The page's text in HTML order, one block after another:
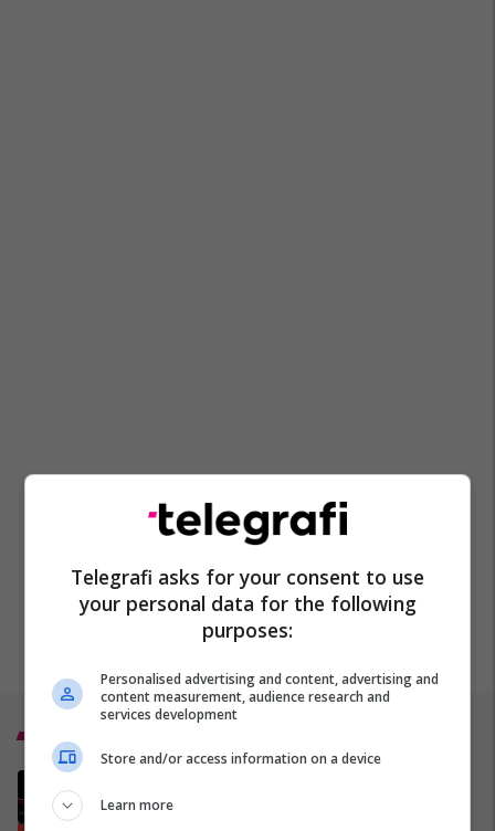
Top 5
Telegrafi asks for your consent to use
your personal data for the following
purposes:
Personalised advertising and content, advertising and
content measurement, audience research and
services development
Store and/or access information on a device
Learn more